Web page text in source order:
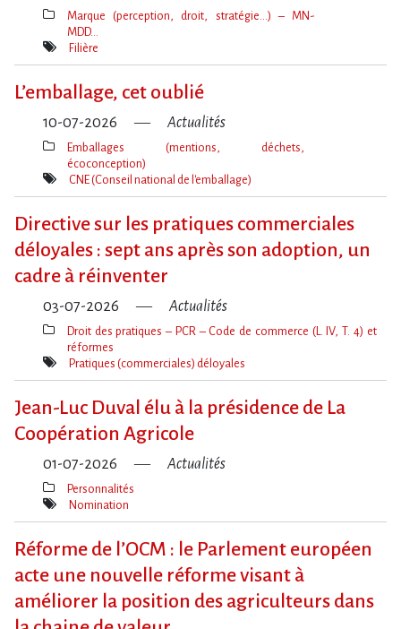
Thèmes(s)
Marque (perception, droit, stratégie…) – MN-
MDD…
Mot(s)-
Filière
L​‌’emballage, cet oublié
10-07-2026 Actualités
Thèmes(s)
Emballages (mentions, déchets,
écoconception)
Mot(s)-
CNE (Conseil national de l'emballage)
Directive sur les pratiques commerciales
déloyales : sept ans après son adoption, un
cadre à réinventer
03-07-2026 Actualités
Thèmes(s)
Droit des pratiques – PCR – Code de commerce (L. IV, T. 4) et
réformes
Mot(s)-
Pratiques (commerciales) déloyales
Jean-Luc Duval élu à la présidence de La
Coopération Agricole
01-07-2026 Actualités
Thèmes(s)
Personnalités
Mot(s)-
Nomination
Réforme de l​‌’OCM : le Parlement européen
acte une nouvelle réforme visant à
améliorer la position des agriculteurs dans